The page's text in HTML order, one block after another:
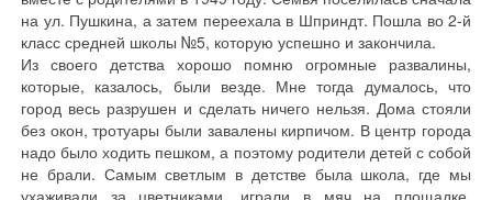
на ул. Пушкина, а затем переехала в Шприндт. Пошла во 2-й
класс средней школы №5, которую успешно и закончила.
Из своего детства хорошо помню огромные развалины,
которые, казалось, были везде. Мне тогда думалось, что
город весь разрушен и сделать ничего нельзя. Дома стояли
без окон, тротуары были завалены кирпичом. В центр города
надо было ходить пешком, а поэтому родители детей с собой
не брали. Самым светлым в детстве была школа, где мы
ухаживали за цветниками, играли в мяч на площадке,